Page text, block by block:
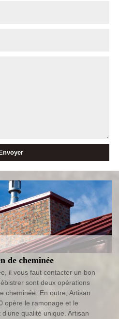
de cheminée
il vous faut contacter un bon
sont deux opérations
cheminée. En outre, Artisan
opère le ramonage et le
qualité unique. Artisan